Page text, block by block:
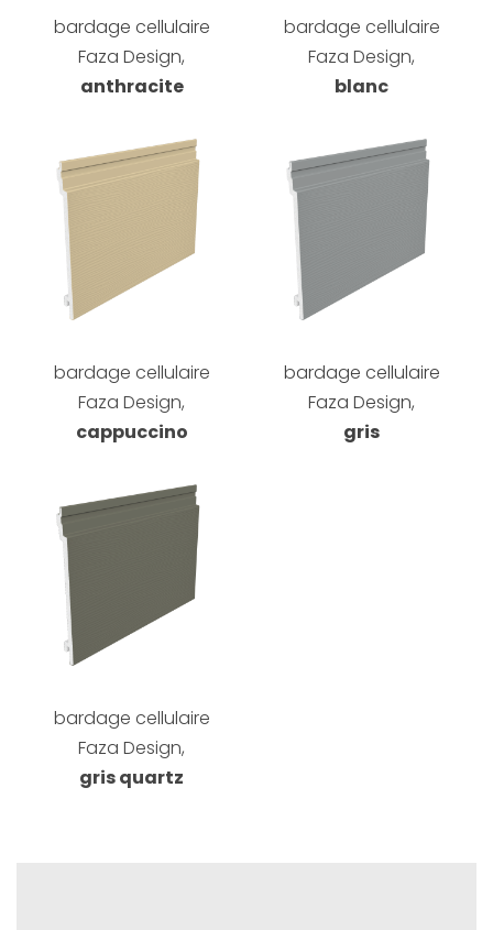
bardage cellulaire
Faza Design,
anthracite
bardage cellulaire
Faza Design,
blanc
bardage cellulaire
Faza Design,
cappuccino
bardage cellulaire
Faza Design,
gris
bardage cellulaire
Faza Design,
gris quartz